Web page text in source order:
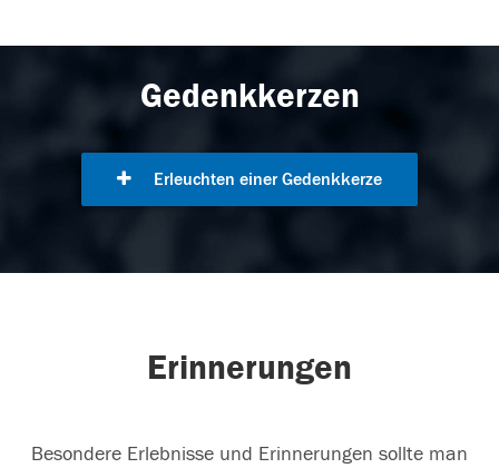
Gedenkkerzen
Erleuchten einer Gedenkkerze
Erinnerungen
Besondere Erlebnisse und Erinnerungen sollte man